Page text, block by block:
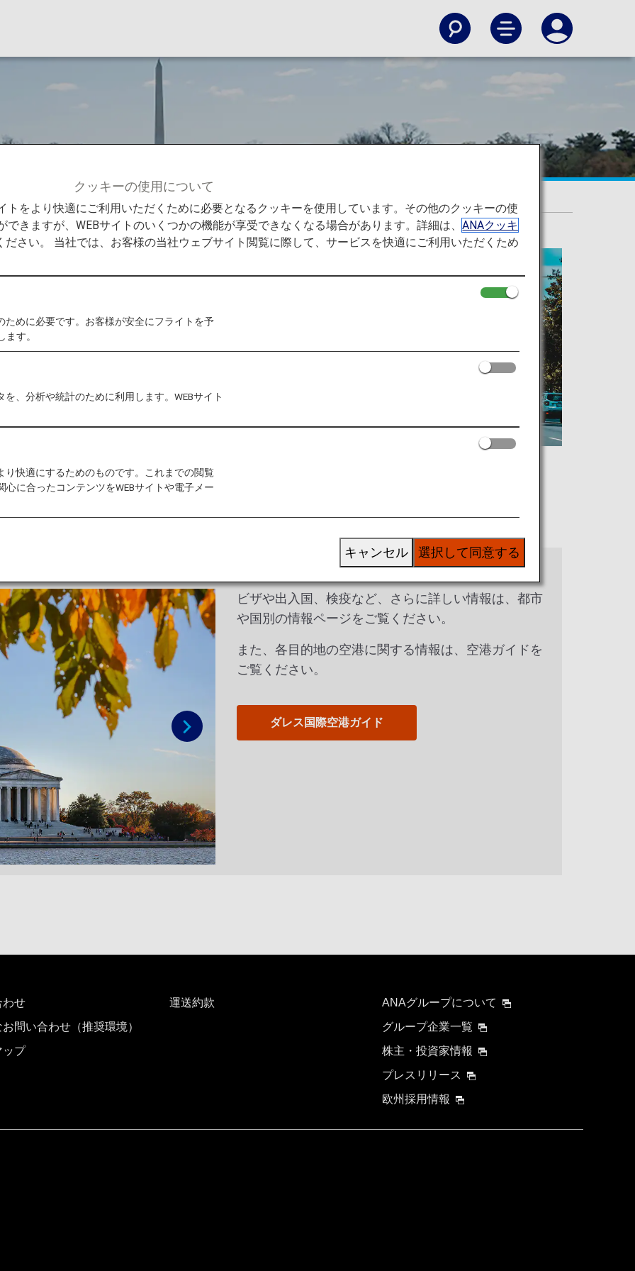
ントンD.C.
う
リンカーン記念館から
に刻まれている街で
ワイトハウス見学ツア
観察しましょう。
次へ
ビザや出入国、検疫など、さらに詳しい情報は、都市
や国別の情報ページをご覧ください。
また、各目的地の空港に関する情報は、空港ガイドを
ご覧ください。
ダレス国際空港ガイド
わせ
問い合わせ（推奨環境）
ップ
運送約款
ANAグループについて
グループ企業一覧
株主・投資家情報
プレスリリース
欧州採用情報
クッキーの使用について
トをより快適にご利用いただくために必要となるクッキーを使用しています。その他のクッキーの使
きますが、WEBサイトのいくつかの機能が享受できなくなる場合があります。詳細は、ANAクッキ
ださい。 当社では、お客様の当社ウェブサイト閲覧に際して、サービスを快適にご利用いただくため
ために必要です。お客様が安全にフライトを予
す。
、分析や統計のために利用します。WEBサイト
り快適にするためのものです。これまでの閲覧
に合ったコンテンツをWEBサイトや電子メー
選択して同意する
キャンセル